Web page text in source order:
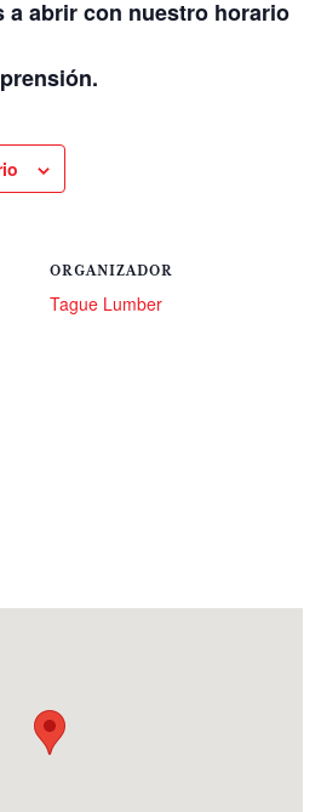
a abrir con nuestro horario
ORGANIZADOR
Tague Lumber